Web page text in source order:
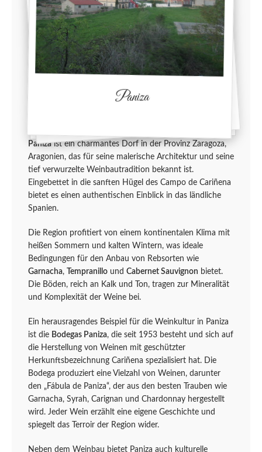
Panizaist ein charmantes Dorf in der Provinz Zaragoza,
Aragonien, das für seine malerische Architektur und seine
tief verwurzelte Weinbautradition bekannt ist.
Eingebettet in die sanften Hügel des Campo de Cariñena
bietet es einen authentischen Einblick in das ländliche
Spanien.
Die Region profitiert von einem kontinentalen Klima mit
heißen Sommern und kalten Wintern, was ideale
Bedingungen für den Anbau von Rebsorten wie
Garnacha, Tempranillo und Cabernet Sauvignon bietet.
Die Böden, reich an Kalk und Ton, tragen zur Mineralität
und Komplexität der Weine bei.
Ein herausragendes Beispiel für die Weinkultur in Paniza
ist die Bodegas Paniza, die seit 1953 besteht und sich auf
die Herstellung von Weinen mit geschützter
Herkunftsbezeichnung Cariñena spezialisiert hat. Die
Bodega produziert eine Vielzahl von Weinen, darunter
den „Fábula de Paniza“, der aus den besten Trauben wie
Garnacha, Syrah, Carignan und Chardonnay hergestellt
wird. Jeder Wein erzählt eine eigene Geschichte und
spiegelt das Terroir der Region wider.
Neben dem Weinbau bietet Paniza auch kulturelle
Paniza